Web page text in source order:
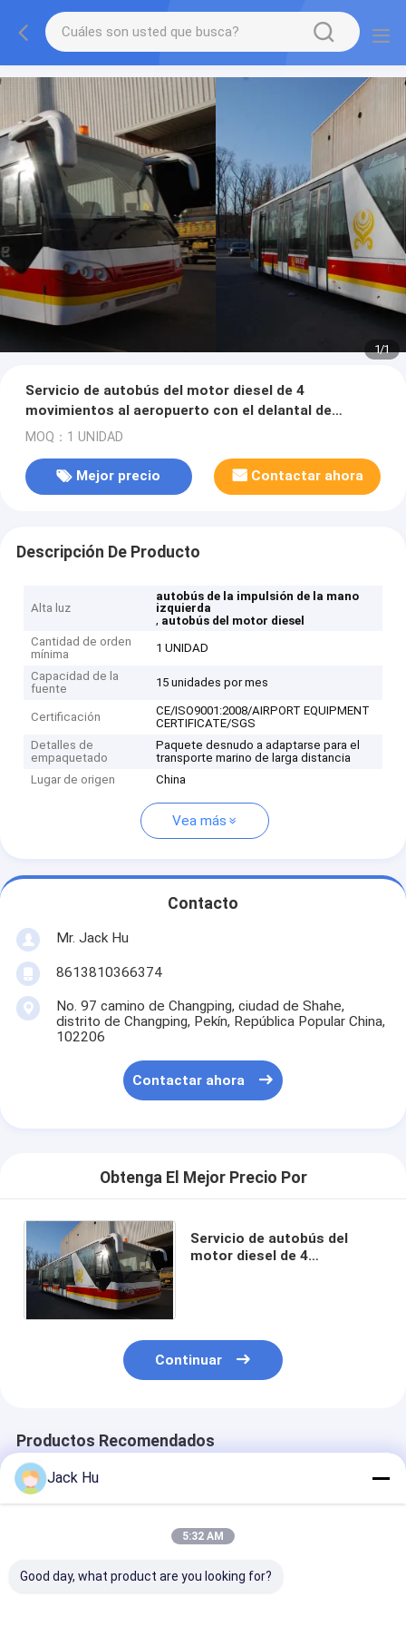
1/1
Servicio de autobús del motor diesel de 4
movimientos al aeropuerto con el delantal de
aluminio
MOQ：1 UNIDAD
Mejor precio Contactar ahora
Descripción De Producto
Alta luz
autobús de la impulsión de la mano
izquierda
, autobús del motor diesel
Cantidad de orden
mínima
1 UNIDAD
Capacidad de la
fuente
15 unidades por mes
Certificación
CE/ISO9001:2008/AIRPORT EQUIPMENT
CERTIFICATE/SGS
Detalles de
empaquetado
Paquete desnudo a adaptarse para el
transporte marino de larga distancia
Lugar de origen
China
Vea más
Contacto
Mr. Jack Hu
8613810366374
No. 97 camino de Changping, ciudad de Shahe,
distrito de Changping, Pekín, República Popular China,
102206
Contactar ahora
Obtenga El Mejor Precio Por
Servicio de autobús del
motor diesel de 4
Continuar
Productos Recomendados
Jack Hu
5:32 AM
Good day, what product are you looking for?